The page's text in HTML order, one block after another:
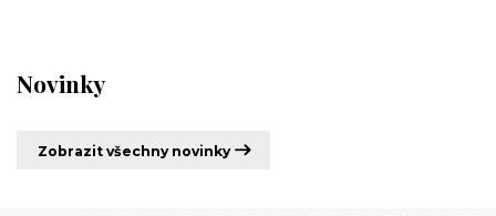
Novinky
Zobrazit všechny novinky